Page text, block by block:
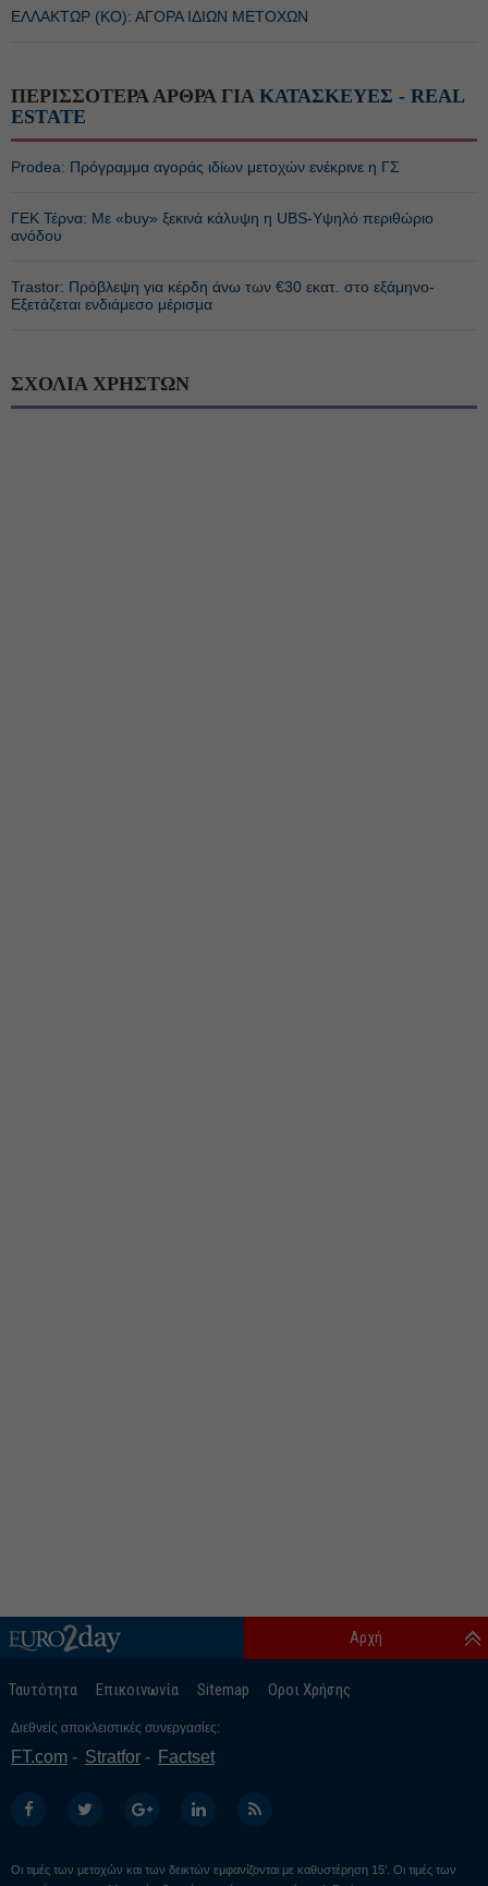
ΕΛΛΑΚΤΩΡ (ΚΟ): ΑΓΟΡΑ ΙΔΙΩΝ ΜΕΤΟΧΩΝ
ΠΕΡΙΣΣΟΤΕΡΑ ΑΡΘΡΑ ΓΙΑ ΚΑΤΑΣΚΕΥΕΣ - REAL
ESTATE
Prodea: Πρόγραμμα αγοράς ιδίων μετοχών ενέκρινε η ΓΣ
ΓΕΚ Τέρνα: Με «buy» ξεκινά κάλυψη η UBS-Υψηλό περιθώριο
ανόδου
Trastor: Πρόβλεψη για κέρδη άνω των €30 εκατ. στο εξάμηνο-
Εξετάζεται ενδιάμεσο μέρισμα
ΣΧΟΛΙΑ ΧΡΗΣΤΩΝ
Ταυτότητα Επικοινωνία Sitemap Οροι Χρήσης
Αρχή
Διεθνείς αποκλειστικές συνεργασίες:
FT.com Stratfor Factset
Οι τιμές των μετοχών και των δεικτών εμφανίζονται με καθυστέρηση 15’. Οι τιμές των